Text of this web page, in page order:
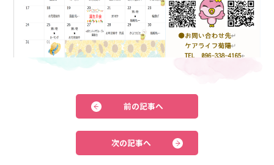
前の記事へ
次の記事へ